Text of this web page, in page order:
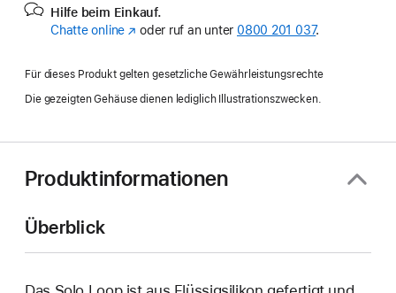
Hilfe beim Einkauf.
Chatte online (Öffnet
Fenster)
oder ruf an unter 0800 201 037.
Für dieses Produkt gelten gesetzliche Gewährleistungsrechte
Die gezeigten Gehäuse dienen lediglich Illustrationszwecken.
Produktinformationen
Überblick